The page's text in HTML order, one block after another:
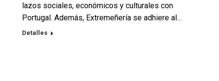
lazos sociales, económicos y culturales con
Portugal. Además, Extremeñería se adhiere al…
Detalles